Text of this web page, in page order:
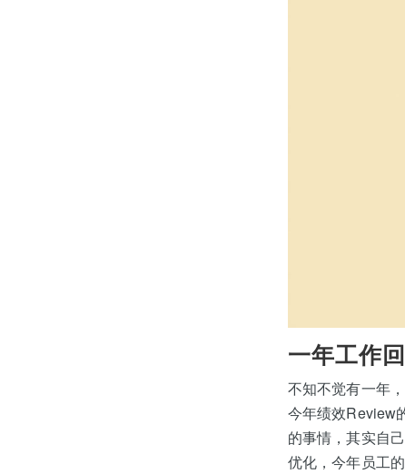
一年工作
不知不觉有一年
今年绩效Review
的事情，其实自
优化，今年员工